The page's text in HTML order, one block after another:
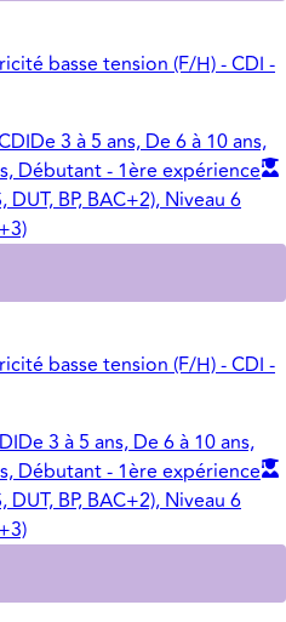
basse tension (F/H) - CDI -
De 3 à 5 ans, De 6 à 10 ans,
Débutant - 1ère expérience
DUT, BP, BAC+2), Niveau 6
basse tension (F/H) - CDI -
De 3 à 5 ans, De 6 à 10 ans,
Débutant - 1ère expérience
DUT, BP, BAC+2), Niveau 6